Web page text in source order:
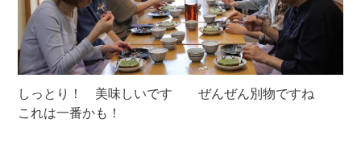
しっとり！ 美味しいです ぜんぜん別物ですね
これは一番かも！